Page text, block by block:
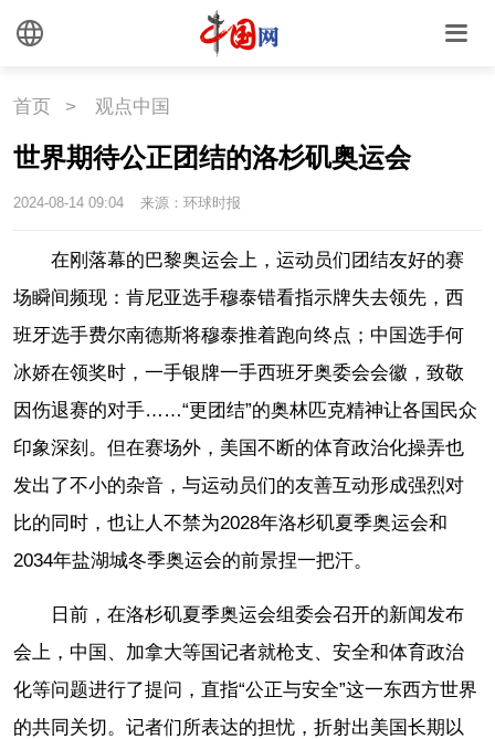
首页 > 观点中国
世界期待公正团结的洛杉矶奥运会
2024-08-14 09:04 来源：环球时报
在刚落幕的巴黎奥运会上，运动员们团结友好的赛
场瞬间频现：肯尼亚选手穆泰错看指示牌失去领先，西
班牙选手费尔南德斯将穆泰推着跑向终点；中国选手何
冰娇在领奖时，一手银牌一手西班牙奥委会会徽，致敬
因伤退赛的对手……“更团结”的奥林匹克精神让各国民众
印象深刻。但在赛场外，美国不断的体育政治化操弄也
发出了不小的杂音，与运动员们的友善互动形成强烈对
比的同时，也让人不禁为2028年洛杉矶夏季奥运会和
2034年盐湖城冬季奥运会的前景捏一把汗。
日前，在洛杉矶夏季奥运会组委会召开的新闻发布
会上，中国、加拿大等国记者就枪支、安全和体育政治
化等问题进行了提问，直指“公正与安全”这一东西方世界
的共同关切。记者们所表达的担忧，折射出美国长期以